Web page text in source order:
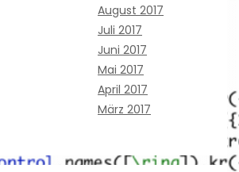
August 2017
Juli 2017
Juni 2017
Mai 2017
April 2017
März 2017